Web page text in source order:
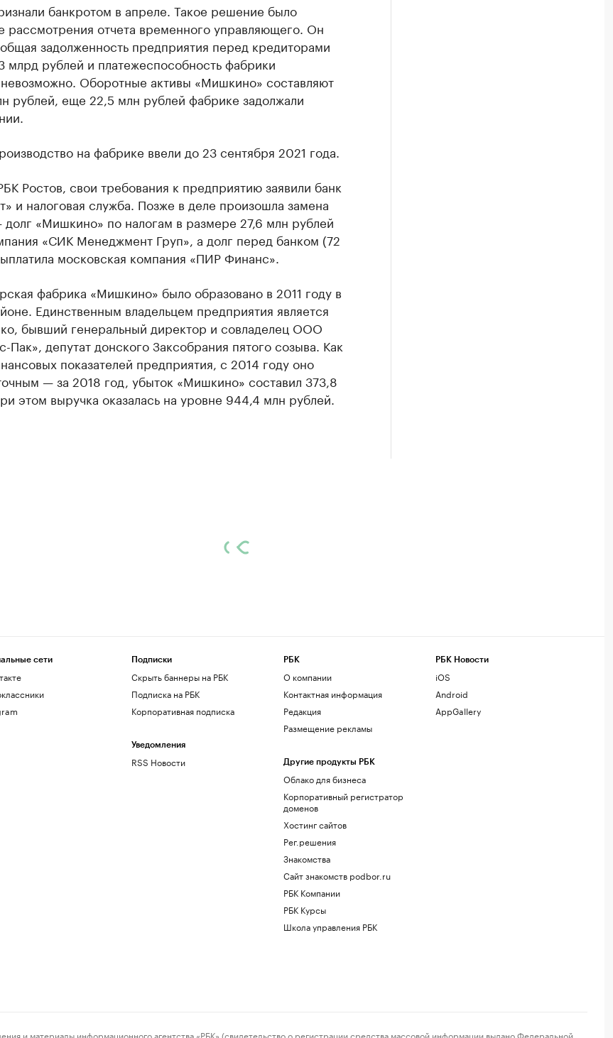
банкротом в апреле. Такое решение было
рассмотрения отчета временного управляющего. Он
задолженность предприятия перед кредиторами
млрд рублей и платежеспособность фабрики
невозможно. Оборотные активы «Мишкино» составляют
рублей, еще 22,5 млн рублей фабрике задолжали
на фабрике ввели до 23 сентября 2021 года.
Ростов, свои требования к предприятию заявили банк
и налоговая служба. Позже в деле произошла замена
«Мишкино» по налогам в размере 27,6 млн рублей
«СИК Менеджмент Груп», а долг перед банком (72
московская компания «ПИР Финанс».
фабрика «Мишкино» было образовано в 2011 году в
Единственным владельцем предприятия является
бывший генеральный директор и совладелец ООО
Пак», депутат донского Заксобрания пятого созыва. Как
показателей предприятия, с 2014 году оно
— за 2018 год, убыток «Мишкино» составил 373,8
этом выручка оказалась на уровне 944,4 млн рублей.
сети Подписки
Скрыть баннеры на РБК
Подписка на РБК
Корпоративная подписка
Уведомления
RSS Новости
РБК
О компании
Контактная информация
Редакция
Размещение рекламы
Другие продукты РБК
Облако для бизнеса
Корпоративный регистратор
доменов
Хостинг сайтов
Рег.решения
Знакомства
Сайт знакомств podbor.ru
РБК Компании
РБК Курсы
Школа управления РБК
РБК Новости
iOS
Android
AppGallery
информационного агентства «РБК» (свидетельство о регистрации средства массовой информации выдано Федеральной